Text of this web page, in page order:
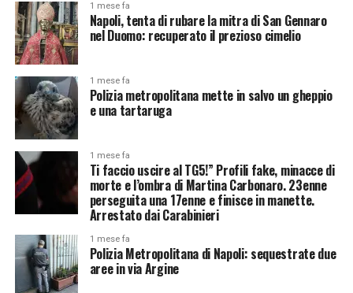
1 mese fa
Napoli, tenta di rubare la mitra di San Gennaro
nel Duomo: recuperato il prezioso cimelio
1 mese fa
Polizia metropolitana mette in salvo un gheppio
e una tartaruga
1 mese fa
Ti faccio uscire al TG5!” Profili fake, minacce di
morte e l’ombra di Martina Carbonaro. 23enne
perseguita una 17enne e finisce in manette.
Arrestato dai Carabinieri
1 mese fa
Polizia Metropolitana di Napoli: sequestrate due
aree in via Argine